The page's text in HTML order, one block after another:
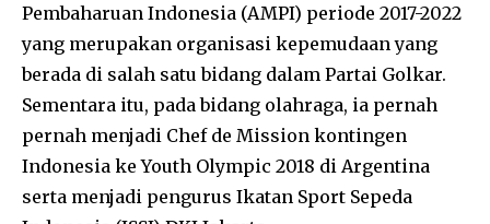
Pembaharuan Indonesia (AMPI) periode 2017-2022
yang merupakan organisasi kepemudaan yang
berada di salah satu bidang dalam Partai Golkar.
Sementara itu, pada bidang olahraga, ia pernah
pernah menjadi Chef de Mission kontingen
Indonesia ke Youth Olympic 2018 di Argentina
serta menjadi pengurus Ikatan Sport Sepeda